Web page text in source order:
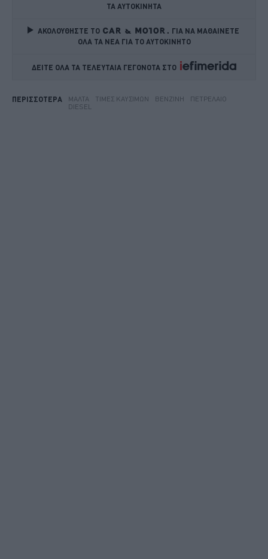
ΤΑ ΑΥΤΟΚΙΝΗΤΑ
ΑΚΟΛΟΥΘΗΣΤΕ ΤΟ
ΓΙΑ ΝΑ ΜΑΘΑΙΝΕΤΕ
ΟΛΑ ΤΑ ΝΕΑ ΓΙΑ ΤΟ ΑΥΤΟΚΙΝΗΤΟ
ΔΕΙΤΕ ΟΛΑ ΤΑ ΤΕΛΕΥΤΑΙΑ ΓΕΓΟΝΟΤΑ ΣΤΟ
ΠΕΡΙΣΣΟΤΕΡΑ ΜΆΛΤΑ ΤΙΜΈΣ ΚΑΥΣΊΜΩΝ ΒΕΝΖΊΝΗ
ΠΕΤΡΈΛΑΙΟ
DIESEL